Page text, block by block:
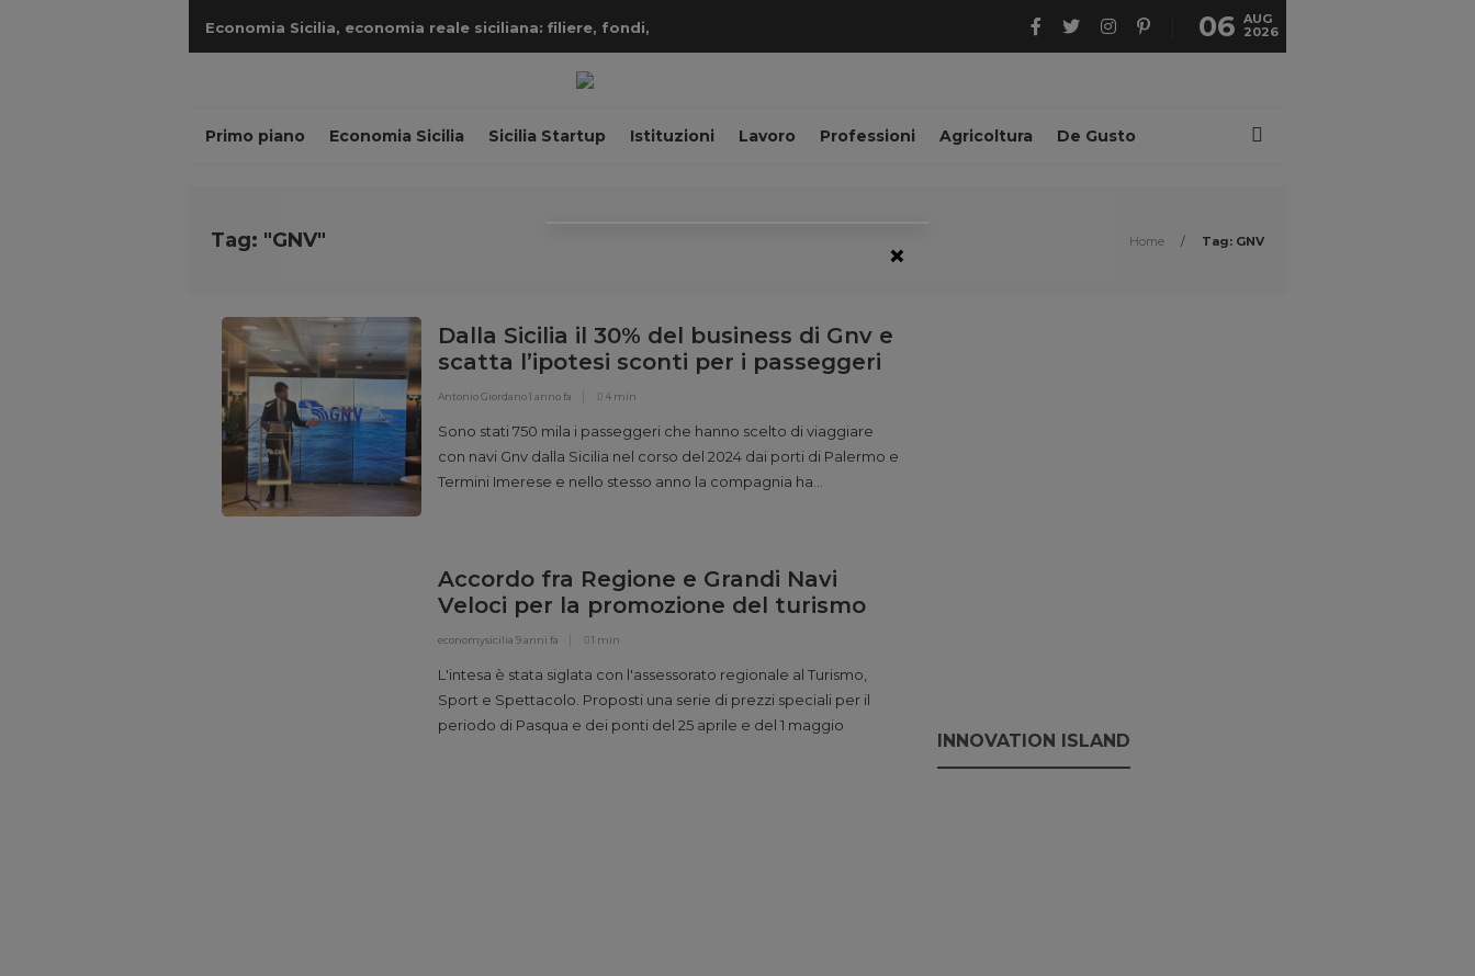
Economia Sicilia, economia reale siciliana: filiere, fondi, 06 AUG
2026
Primo piano Economia Sicilia Sicilia Startup Istituzioni Lavoro Professioni Agricoltura De Gusto
Tag: "GNV" Home / Tag: GNV
Dalla Sicilia il 30% del business di Gnv e
scatta l’ipotesi sconti per i passeggeri
Antonio Giordano1 anno fa 4 min
Sono stati 750 mila i passeggeri che hanno scelto di viaggiare
con navi Gnv dalla Sicilia nel corso del 2024 dai porti di Palermo e
Termini Imerese e nello stesso anno la compagnia ha
Accordo fra Regione e Grandi Navi
Veloci per la promozione del turismo
economysicilia9 anni fa 1 min
L'intesa è stata siglata con l'assessorato regionale al Turismo,
Sport e Spettacolo. Proposti una serie di prezzi speciali per il
periodo di Pasqua e dei ponti del 25 aprile e del 1 maggio
INNOVATION ISLAND
×